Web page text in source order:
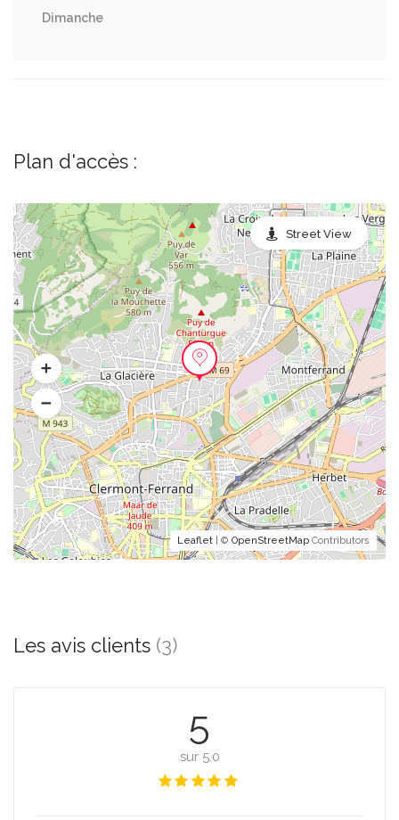
Dimanche
Plan d'accès :
Leaflet | © OpenStreetMap Contributors
Street View
Les avis clients (3)
5
sur 5.0